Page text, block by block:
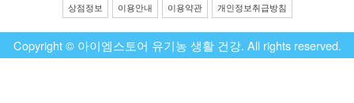
상점정보 이용안내 이용약관 개인정보취급방침
Copyright © 아이엠스토어 유기농 생활 건강. All rights reserved.